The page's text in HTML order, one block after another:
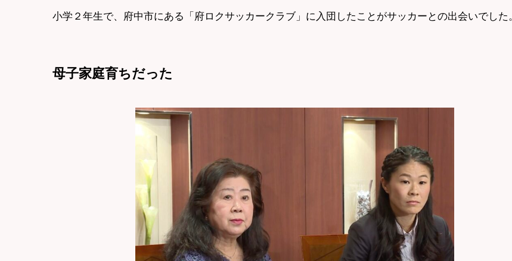
小学２年生で、府中市にある「府ロクサッカークラブ」に入団したことがサッカーとの出会いでした。
母子家庭育ちだった